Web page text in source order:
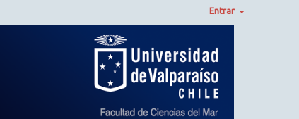
Entrar